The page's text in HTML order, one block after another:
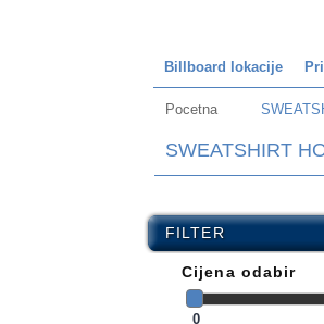
Billboard lokacije
FILTER
Cijena odabir
Pocetna
SWEATSHIRT